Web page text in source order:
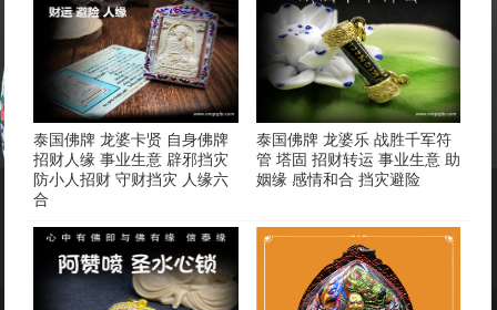
泰国佛牌 龙婆卡贤 自身佛牌
招财人缘 事业生意 辟邪挡灾
防小人招财 守财挡灾 人缘六
合
泰国佛牌 龙婆乐 战胜千军符
管 塔固 招财转运 事业生意 助
姻缘 感情和合 挡灾避险